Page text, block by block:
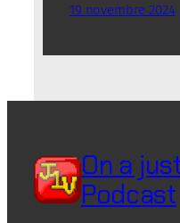
19 novembre 2024
On a
Podcast